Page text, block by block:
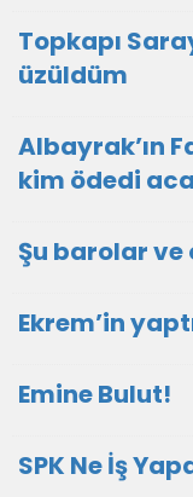
Topkapı
üzüldüm
Albayrak’ın
kim ödedi
Şu barolar
Ekrem’in
Emine Bulut!
SPK Ne İş